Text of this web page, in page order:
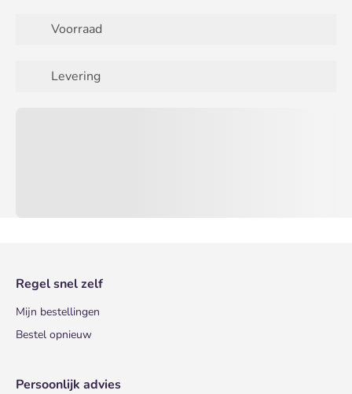
Voorraad
Levering
Regel snel zelf
Mijn bestellingen
Bestel opnieuw
Persoonlijk advies